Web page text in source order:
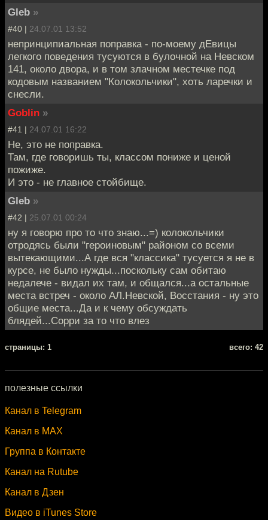
Gleb »
#40 | 24.07.01 13:52
непринципиальная поправка - по-моему дЕвицы
легкого поведения тусуются в булочной на Невском
141, около двора, и в том злачном местечке под
кодовым названием "Колокольчики", хоть ларечки и
снесли.
Goblin »
#41 | 24.07.01 16:22
Не, это не поправка.
Там, где говоришь ты, классом пониже и ценой
пожиже.
И это - не главное стойбище.
Gleb »
#42 | 25.07.01 00:24
ну я говорю про то что знаю...=) колокольчики
отродясь были "героиновым" районом со всеми
вытекающими...А где вся "классика" тусуется я не в
курсе, не было нужды...поскольку сам обитаю
недалече - видал их там, и общался...а остальные
места встреч - около АЛ.Невской, Восстания - ну это
общие места...Да и к чему обсуждать
блядей...Сорри за то что влез
cтраницы: 1 всего: 42
полезные ссылки
Канал в Telegram
Канал в MAX
Группа в Контакте
Канал на Rutube
Канал в Дзен
Видео в iTunes Store